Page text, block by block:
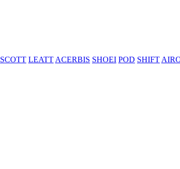
SCOTT LEATT ACERBIS SHOEI POD SHIFT